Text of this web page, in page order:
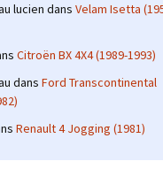
lucien dans Velam Isetta
Citroën BX 4X4 (1989-1993)
dans Ford Transcontinental
Renault 4 Jogging (1981)